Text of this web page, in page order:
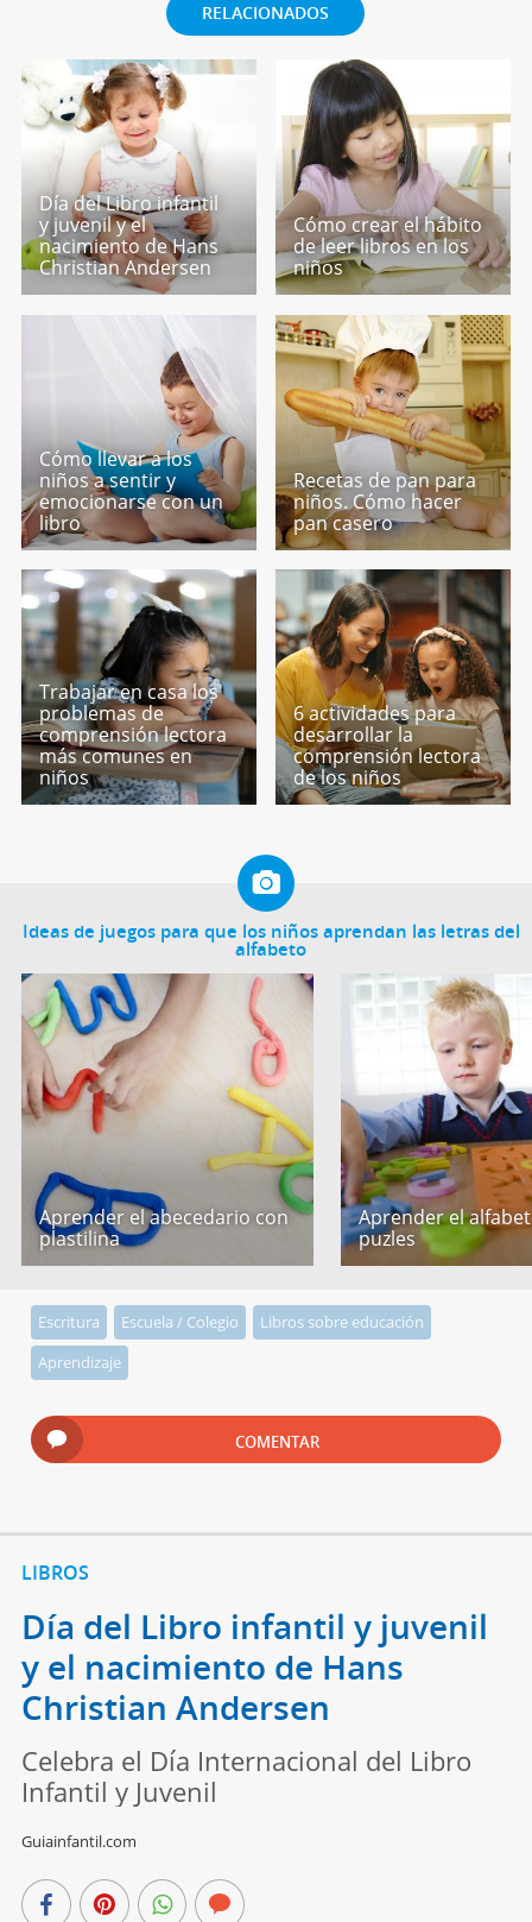
RELACIONADOS
Día del Libro infantil
y juvenil y el
nacimiento de Hans
Christian Andersen
Cómo crear el hábito
de leer libros en los
niños
Cómo llevar a los
niños a sentir y
emocionarse con un
libro
Recetas de pan para
niños. Cómo hacer
pan casero
Trabajar en casa los
problemas de
comprensión lectora
más comunes en
niños
6 actividades para
desarrollar la
comprensión lectora
de los niños
Ideas de juegos para que los niños aprendan las letras del
alfabeto
Aprender el abecedario con
plastilina
Aprender el
puzles
Escritura Escuela / Colegio
Libros sobre educación
Aprendizaje
COMENTAR
LIBROS
Día del Libro infantil y juvenil
y el nacimiento de Hans
Christian Andersen
Celebra el Día Internacional del Libro
Infantil y Juvenil
Guiainfantil.com